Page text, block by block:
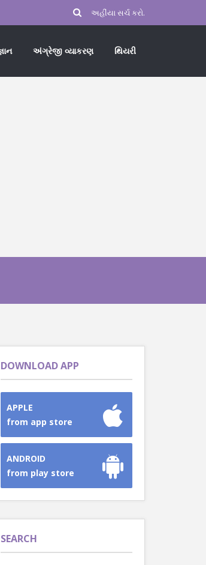
અંગ્રેજી વ્યાકરણ થિયરી
DOWNLOAD APP
APPLE
from app store
ANDROID
from play store
SEARCH